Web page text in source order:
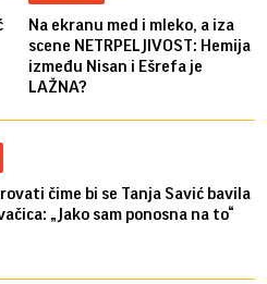
Na ekranu med i mleko, a iza
scene NETRPELJIVOST: Hemija
između Nisan i Ešrefa je
LAŽNA?
čime bi se Tanja Savić bavila
„Jako sam ponosna na to“